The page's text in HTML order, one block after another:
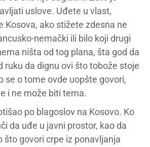
uslove. Uđete u vlast,
Kosova, ako stižete zdesna ne
nemački ili bilo koji drugi
ništa od tog plana, šta god da
ruku da dignu ovi što tobože stoje
se o tome ovde uopšte govori,
i ne može biti tema.
po blagoslov na Kosovo. Ko
da uđe u javni prostor, kao da
što govori crpe iz ponavljanja